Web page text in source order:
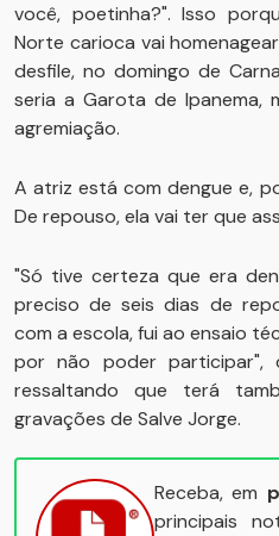
você, poetinha?". Isso
Norte carioca vai
desfile, no domingo de
seria a Garota de Ipanema,
agremiação.
A atriz está com dengue e,
De repouso, ela vai ter que
"Só tive certeza que era
preciso de seis dias de
com a escola, fui ao ensaio
por não poder participar",
ressaltando que terá
gravações de Salve Jorge.
Receba, em
principais